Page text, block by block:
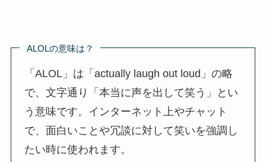
ALOLの意味は？
「ALOL」は「actually laugh out loud」の略
で、文字通り「本当に声を出して笑う」とい
う意味です。インターネット上やチャット
で、面白いことや冗談に対して笑いを強調し
たい時に使われます。